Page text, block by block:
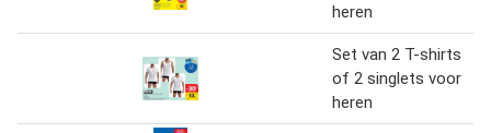
heren
Set van 2 T-shirts
of 2 singlets voor
heren